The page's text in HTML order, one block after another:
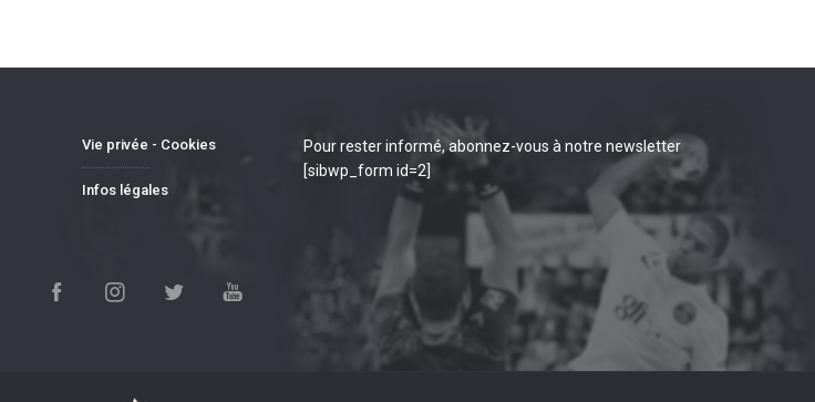
Vie privée - Cookies
Infos légales
Pour rester informé, abonnez-vous à notre newsletter
[sibwp_form id=2]